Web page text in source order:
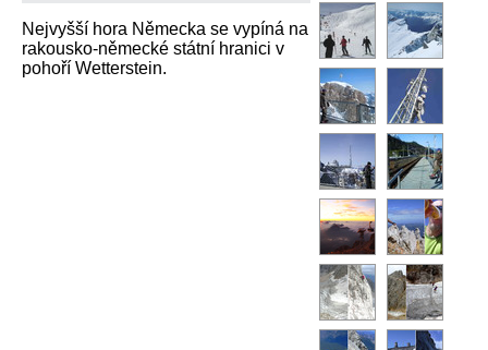
Nejvyšší hora Německa se vypíná na
rakousko-německé státní hranici v
pohoří Wetterstein.